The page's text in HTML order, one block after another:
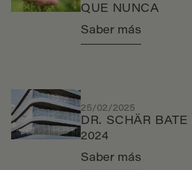
QUE NUNCA
Saber más
25/02/2025
DR. SCHÄR BATE
2024
Saber más